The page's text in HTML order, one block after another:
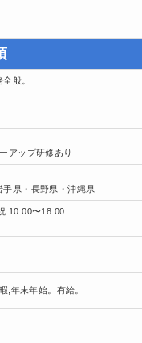
般。
アップ研修あり
県・長野県・沖縄県
10:00〜18:00
,年末年始。有給。